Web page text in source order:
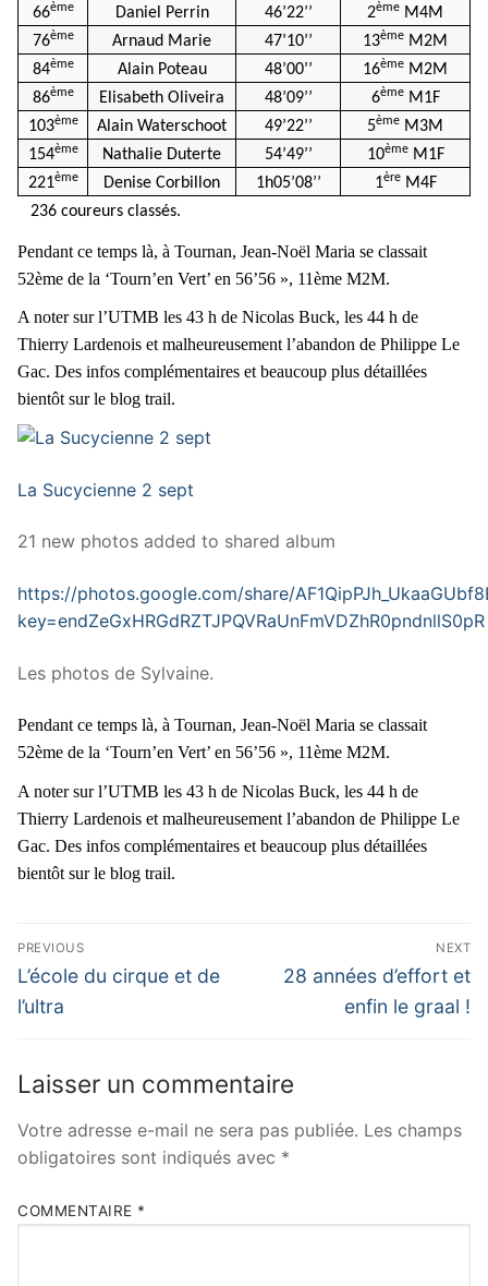
66ème Daniel Perrin 46’22’’ 2ème M4M
76ème Arnaud Marie 47’10’’ 13ème M2M
84ème Alain Poteau 48’00’’ 16ème M2M
86ème Elisabeth Oliveira 48’09’’ 6èmeM1F
103ème Alain Waterschoot 49’22’’ 5ème M3M
154ème Nathalie Duterte 54’49’’ 10èmeM1F
221ème Denise Corbillon 1h05’08’’ 1èreM4F
236 coureurs classés.
Pendant ce temps là, à Tournan, Jean-Noël Maria se classait
52ème de la ‘Tourn’en Vert’ en 56’56 », 11ème M2M.
A noter sur l’UTMB les 43 h de Nicolas Buck, les 44 h de
Thierry Lardenois et malheureusement l’abandon de Philippe Le
Gac. Des infos complémentaires et beaucoup plus détaillées
bientôt sur le blog trail.
La Sucycienne 2 sept
21 new photos added to shared album
https://photos.google.com/share/
key=endZeGxHRGdRZTJPQVRaUnFmVDZhR0pndnllS0pR
Les photos de Sylvaine.
Pendant ce temps là, à Tournan, Jean-Noël Maria se classait
52ème de la ‘Tourn’en Vert’ en 56’56 », 11ème M2M.
A noter sur l’UTMB les 43 h de Nicolas Buck, les 44 h de
Thierry Lardenois et malheureusement l’abandon de Philippe Le
Gac. Des infos complémentaires et beaucoup plus détaillées
bientôt sur le blog trail.
Navigation
de
l’article
PREVIOUS
Previous
post:
L’école du cirque et de
l’ultra
NEXT
Next
28 années d’effort et
enfin le graal !
Laisser un commentaire
Votre adresse e-mail ne sera pas publiée. Les champs
obligatoires sont indiqués avec *
COMMENTAIRE *